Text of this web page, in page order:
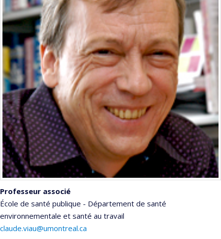
Professeur associé
École de santé publique - Département de santé
environnementale et santé au travail
claude.viau@umontreal.ca